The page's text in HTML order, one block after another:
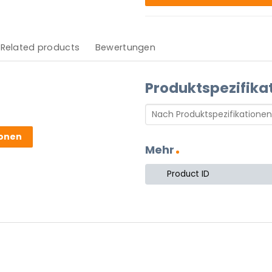
Related products Bewertungen
Mehr
Product ID